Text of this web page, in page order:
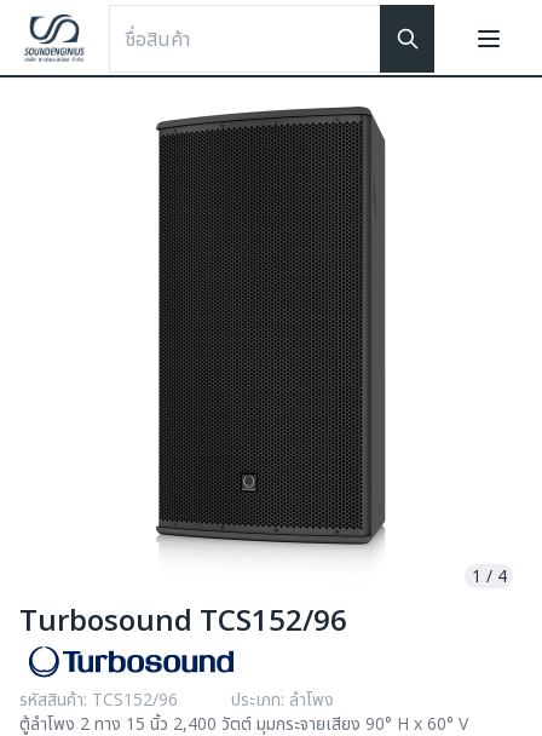
1 / 4
Turbosound TCS152/96
รหัสสินค้า: TCS152/96
ประเภท: ลำโพง
ตู้ลำโพง 2 ทาง 15 นิ้ว 2,400 วัตต์ มุมกระจายเสียง 90° H x 60° V